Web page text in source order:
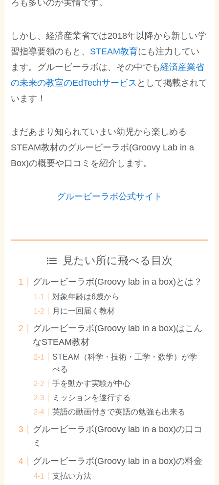
ろも多いのが実情です。
しかし、経済産業省では2018年以降から新しい学
習指導要領のもと、 STEAM教育にも注力してい
ます。グルービーラボは、その中でも経済産業省
の未来の教室のEdTechサービス として掲載されて
います！
まだあまり知られていまい幼児から楽しめる
STEAM教材のグルービーラボ(Groovy Lab in a
Box)の概要や口コミを紹介します。
グルービーラボ公式サイト
見たい所に飛べる目次
グルービーラボ(Groovy lab in a box)とは？
対象年齢は6歳から
月に一回届く教材
グルービーラボ(Groovy lab in a box)はこん
なSTEAM教材
STEAM（科学・技術・工学・数学）が学
べる
手を動かす実験が中心
ミッションを遂行する
英語の動画付きで英語の勉強も出来る
グルービーラボ(Groovy lab in a box)の口コ
ミ
グルービーラボ(Groovy lab in a box)の料金
支払い方法